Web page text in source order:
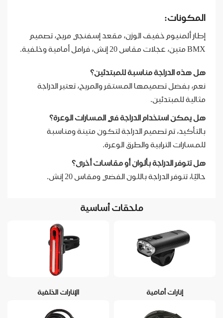
المكونات:
إطار ألمنيوم خفيف الوزن، مقعد إسفنجي مريح، تصميم
BMX متين، عجلات مقاس 20 إنش، فرامل أمامية وخلفية.
هل هذه الدراجة مناسبة للمبتدئين؟
نعم، بفضل تصميمها المستقر والمريح، تعتبر الدراجة
مثالية للمبتدئين.
هل يمكن استخدام الدراجة في المسارات الوعرة؟
بالتأكيد، تم تصميم الدراجة لتكون متينة ومناسبة
للمسارات الترابية والطرق الوعرة.
هل تتوفر الدراجة بألوان أو مقاسات أخرى؟
حاليًا، تتوفر الدراجة باللون الفضي ومقاس 20 إنش.
ملحقات أساسية
إنارات أمامية الإنارات الخلفية